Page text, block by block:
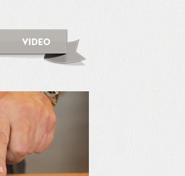
VIDEO